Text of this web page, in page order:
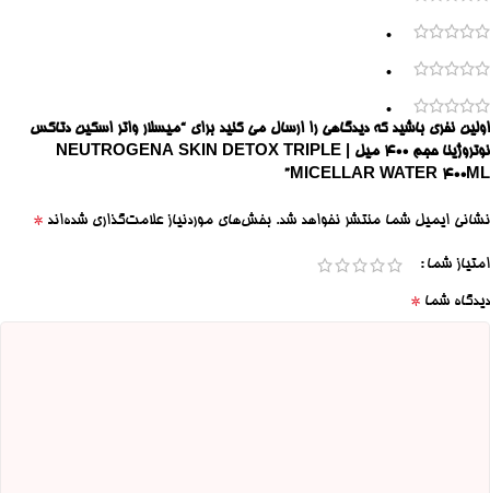
0
0
0
اولین نفری باشید که دیدگاهی را ارسال می کنید برای “میسلار واتر اسکین دتاکس
نوتروژینا حجم ۴۰۰ میل | NEUTROGENA SKIN DETOX TRIPLE
MICELLAR WATER 400ML”
نشانی ایمیل شما منتشر نخواهد شد. بخش‌های موردنیاز علامت‌گذاری شده‌اند *
امتیاز شما
دیدگاه شما *